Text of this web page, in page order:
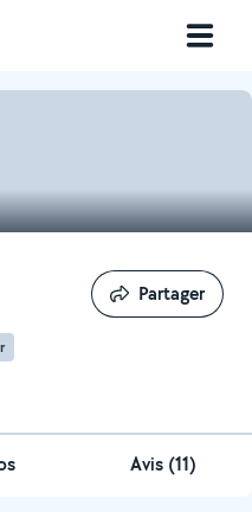
Partager
Partager
Avis (11)